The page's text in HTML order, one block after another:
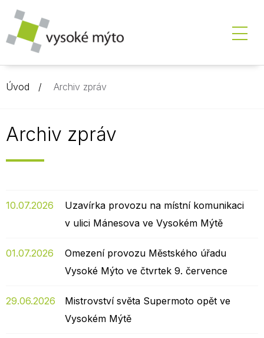
Úvod Archiv zpráv
Archiv zpráv
10.07.2026
Uzavírka provozu na místní komunikaci
v ulici Mánesova ve Vysokém Mýtě
01.07.2026
Omezení provozu Městského úřadu
Vysoké Mýto ve čtvrtek 9. července
29.06.2026
Mistrovství světa Supermoto opět ve
Vysokém Mýtě